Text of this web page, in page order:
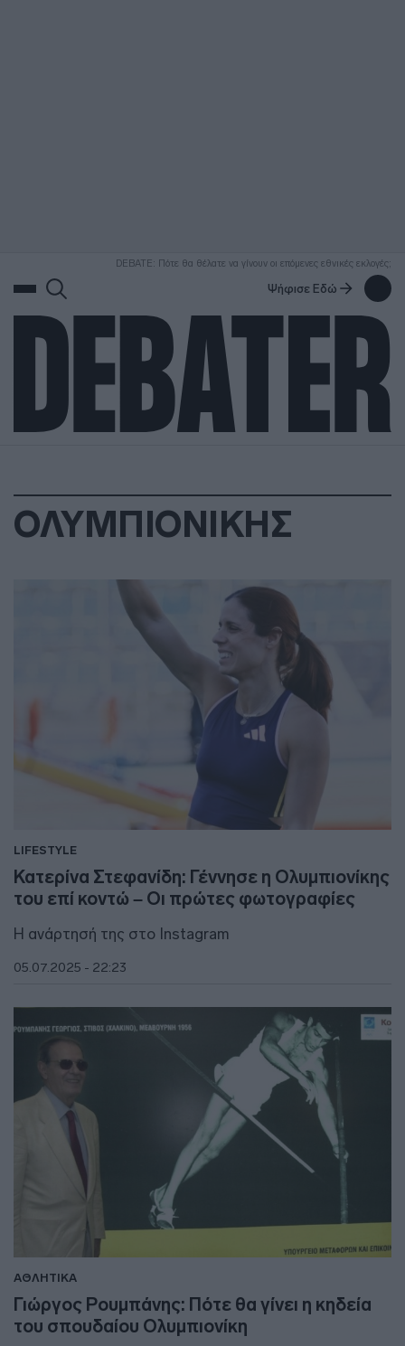
DEBATE: Πότε θα θέλατε να γίνουν οι επόμενες εθνικές εκλογές;
Ψήφισε Εδώ
ΟΛΥΜΠΙΟΝΙΚΗΣ
LIFESTYLE
Κατερίνα Στεφανίδη: Γέννησε η Ολυμπιονίκης
του επί κοντώ – Οι πρώτες φωτογραφίες
Η ανάρτησή της στo Instagram
05.07.2025 - 22:23
ΑΘΛΗΤΙΚΑ
Γιώργος Ρουμπάνης: Πότε θα γίνει η κηδεία
του σπουδαίου Ολυμπιονίκη